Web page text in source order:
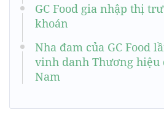
GC Food gia nhập thị
khoán
Nha đam của GC Food
vinh danh Thương hiệu
Nam